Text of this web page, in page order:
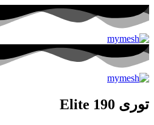
توری Elite 190